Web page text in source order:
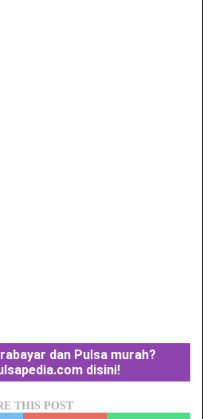
dan Pulsa murah?
disini!
THIS POST